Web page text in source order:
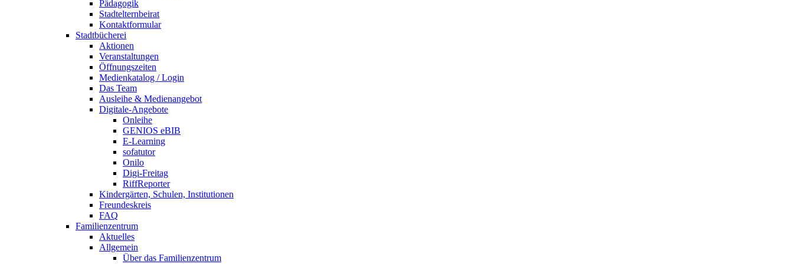
Pädagogik
Stadtelternbeirat
Kontaktformular
Stadtbücherei
Aktionen
Veranstaltungen
Öffnungszeiten
Medienkatalog / Login
Das Team
Ausleihe & Medienangebot
Digitale-Angebote
Onleihe
GENIOS eBIB
E-Learning
sofatutor
Onilo
Digi-Freitag
RiffReporter
Kindergärten, Schulen, Institutionen
Freundeskreis
FAQ
Familienzentrum
Aktuelles
Allgemein
Über das Familienzentrum